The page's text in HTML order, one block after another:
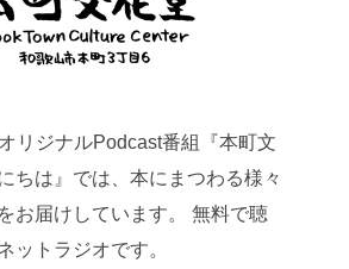
リジナルPodcast番組『本町文
ちは』では、本にまつわる様々
お届けしています。 無料で聴
ットラジオです。